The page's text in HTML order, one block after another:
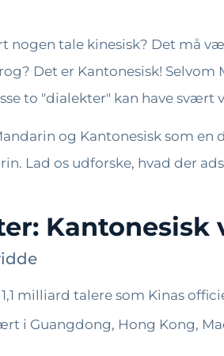
nogen tale kinesisk? Det må
Det er Kantonesisk!
to "dialekter" kan have
og Kantonesisk som
Lad os udforske, hvad der
Kantonesisk
milliard talere som Kinas
i Guangdong, Hong Kong,